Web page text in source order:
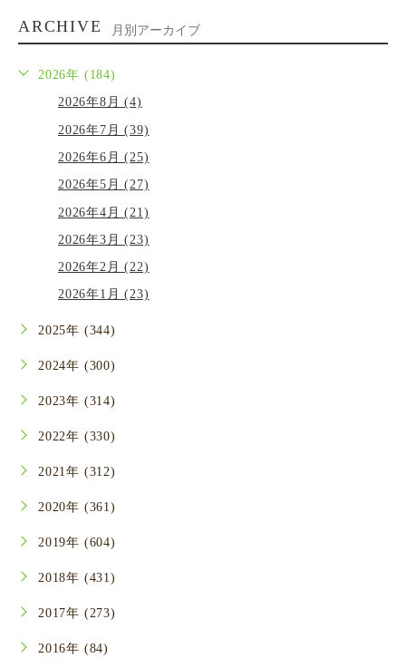
ARCHIVE 月別アーカイブ
2026年 (184)
2026年8月 (4)
2026年7月 (39)
2026年6月 (25)
2026年5月 (27)
2026年4月 (21)
2026年3月 (23)
2026年2月 (22)
2026年1月 (23)
2025年 (344)
2024年 (300)
2023年 (314)
2022年 (330)
2021年 (312)
2020年 (361)
2019年 (604)
2018年 (431)
2017年 (273)
2016年 (84)